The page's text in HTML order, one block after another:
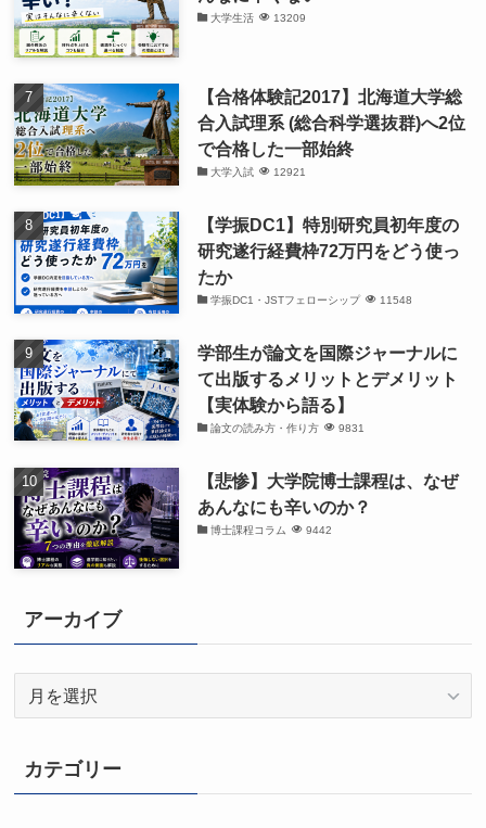
大学生活 13209
【合格体験記2017】北海道大学総
合入試理系 (総合科学選抜群)へ2位
で合格した一部始終
大学入試 12921
【学振DC1】特別研究員初年度の
研究遂行経費枠72万円をどう使っ
たか
学振DC1・JSTフェローシップ 11548
学部生が論文を国際ジャーナルに
て出版するメリットとデメリット
【実体験から語る】
論文の読み方・作り方 9831
【悲惨】大学院博士課程は、なぜ
あんなにも辛いのか？
博士課程コラム 9442
アーカイブ
イ
ブ
カテゴリー